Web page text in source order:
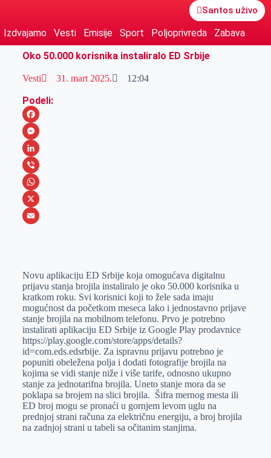
Santos uživo
Izdvajamo Vesti Emisije Sport Poljoprivreda
Zabava
Oko 50.000 korisnika instaliralo ED Srbije
Vesti 31. mart 2025. 12:04
Podeli:
F
a
c
e
b
o
M
e
s
s
e
r
L
i
n
k
n
V
i
b
W
h
A
p
p
X
i
l
Novu aplikaciju ED Srbije koja omogućava digitalnu
prijavu stanja brojila instaliralo je oko 50.000 korisnika u
kratkom roku. Svi korisnici koji to žele sada imaju
mogućnost da početkom meseca lako i jednostavno prijave
stanje brojila na mobilnom telefonu. Prvo je potrebno
instalirati aplikaciju ED Srbije iz Google Play prodavnice
https://play.google.com/store/apps/details?
id=com.eds.edsrbije. Za ispravnu prijavu potrebno je
popuniti obeležena polja i dodati fotografije brojila na
kojima se vidi stanje niže i više tarife, odnosno ukupno
stanje za jednotarifna brojila. Uneto stanje mora da se
poklapa sa brojem na slici brojila. Šifra mernog mesta ili
ED broj mogu se pronaći u gornjem levom uglu na
prednjoj strani računa za električnu energiju, a broj brojila
na zadnjoj strani u tabeli sa očitanim stanjima.